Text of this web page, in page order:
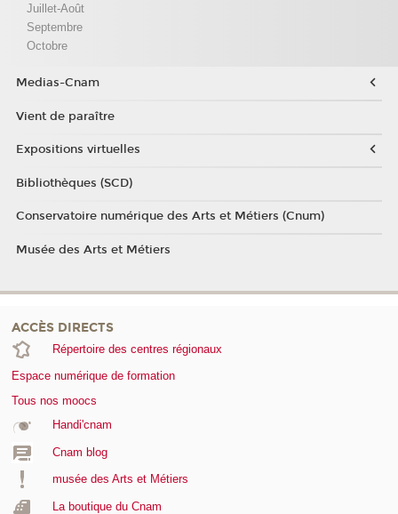
Juillet-Août
Septembre
Octobre
Medias-Cnam
Vient de paraître
Expositions virtuelles
Bibliothèques (SCD)
Conservatoire numérique des Arts et Métiers (Cnum)
Musée des Arts et Métiers
ACCÈS DIRECTS
Répertoire des centres régionaux
Espace numérique de formation
Tous nos moocs
Handi'cnam
Cnam blog
musée des Arts et Métiers
La boutique du Cnam